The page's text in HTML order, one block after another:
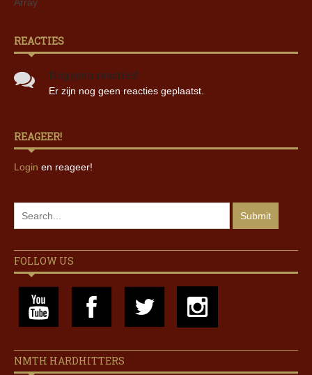
Array
REACTIES
Nog geen reacties!
Er zijn nog geen reacties geplaatst.
REAGEER!
Login en reageer!
FOLLOW US
NMTH HARDHITTERS